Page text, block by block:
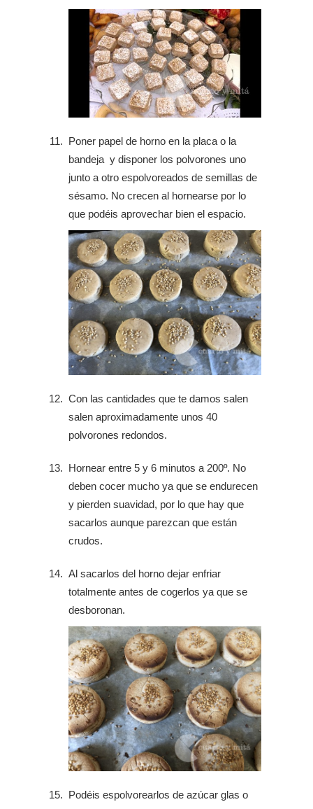
Poner papel de horno en la placa o la
bandeja y disponer los polvorones uno
junto a otro espolvoreados de semillas de
sésamo. No crecen al hornearse por lo
que podéis aprovechar bien el espacio.
Con las cantidades que te damos salen
salen aproximadamente unos 40
polvorones redondos.
Hornear entre 5 y 6 minutos a 200º. No
deben cocer mucho ya que se endurecen
y pierden suavidad, por lo que hay que
sacarlos aunque parezcan que están
crudos.
Al sacarlos del horno dejar enfriar
totalmente antes de cogerlos ya que se
desboronan.
Podéis espolvorearlos de azúcar glas o